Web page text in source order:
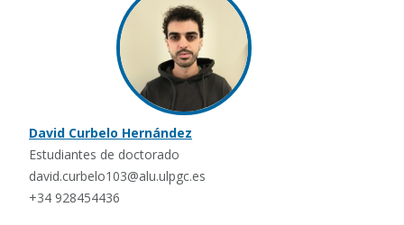
David Curbelo Hernández
Estudiantes de doctorado
david.curbelo103@alu.ulpgc.es
+34 928454436